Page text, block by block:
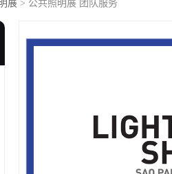
展 > 公共照明展 团队服务